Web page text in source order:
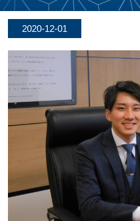
2020-12-01